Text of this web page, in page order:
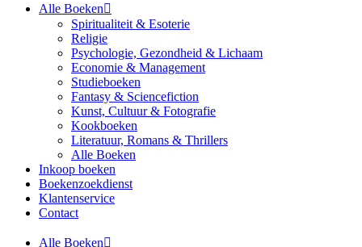
Alle Boeken
Spiritualiteit & Esoterie
Religie
Psychologie, Gezondheid & Lichaam
Economie & Management
Studieboeken
Fantasy & Sciencefiction
Kunst, Cultuur & Fotografie
Kookboeken
Literatuur, Romans & Thrillers
Alle Boeken
Inkoop boeken
Boekenzoekdienst
Klantenservice
Contact
Alle Boeken